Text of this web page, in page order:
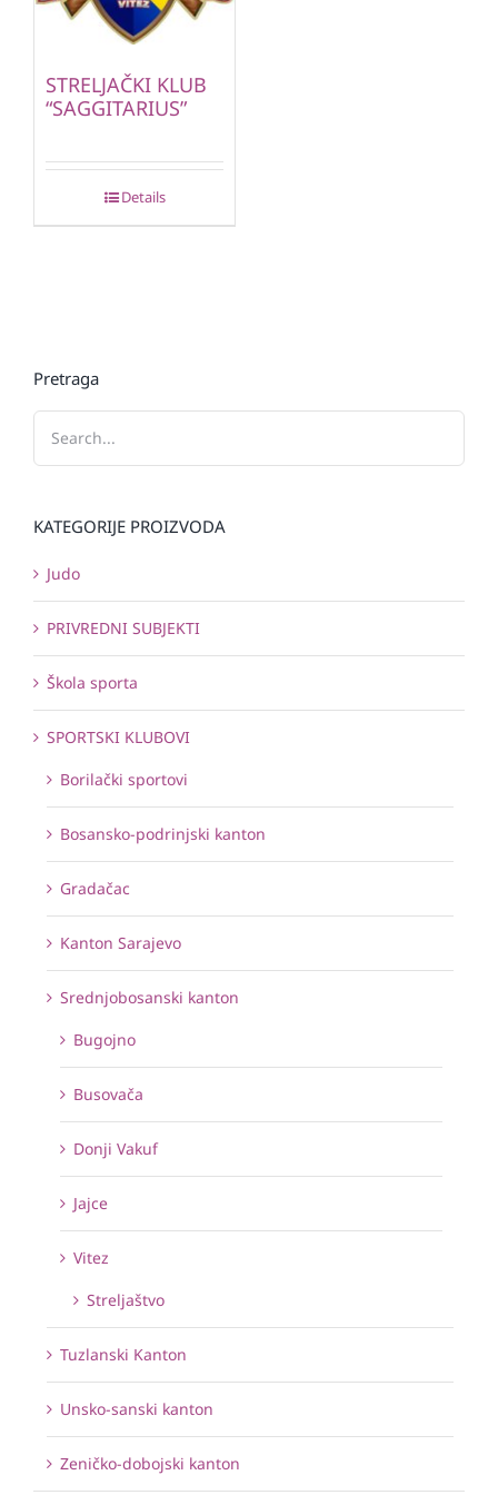
STRELJAČKI KLUB
“SAGGITARIUS”
Details
Pretraga
KATEGORIJE PROIZVODA
Judo
PRIVREDNI SUBJEKTI
Škola sporta
SPORTSKI KLUBOVI
Borilački sportovi
Bosansko-podrinjski kanton
Gradačac
Kanton Sarajevo
Srednjobosanski kanton
Bugojno
Busovača
Donji Vakuf
Jajce
Vitez
Streljaštvo
Tuzlanski Kanton
Unsko-sanski kanton
Zeničko-dobojski kanton